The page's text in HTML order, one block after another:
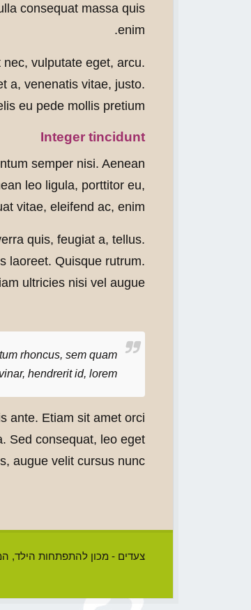
consequat massa quis
enim.
vulputate eget, arcu.
a, venenatis vitae, justo.
eu pede mollis pretium.
Integer tincidunt
semper nisi. Aenean
leo ligula, porttitor eu,
vitae, eleifend ac, enim.
quis, feugiat a, tellus.
laoreet. Quisque rutrum.
ultricies nisi vel augue.
rhoncus, sem quam
hendrerit id, lorem.
ante. Etiam sit amet orci
Sed consequat, leo eget
augue velit cursus nunc,
צעדים - מכון להתפתחות הילד,